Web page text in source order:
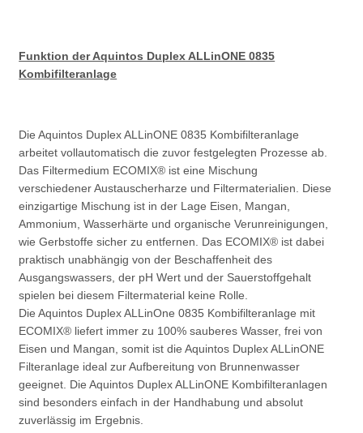
Funktion der Aquintos Duplex ALLinONE 0835
Kombifilteranlage
Die Aquintos Duplex ALLinONE 0835 Kombifilteranlage
arbeitet vollautomatisch die zuvor festgelegten Prozesse ab.
Das Filtermedium ECOMIX® ist eine Mischung
verschiedener Austauscherharze und Filtermaterialien. Diese
einzigartige Mischung ist in der Lage Eisen, Mangan,
Ammonium, Wasserhärte und organische Verunreinigungen,
wie Gerbstoffe sicher zu entfernen. Das ECOMIX® ist dabei
praktisch unabhängig von der Beschaffenheit des
Ausgangswassers, der pH Wert und der Sauerstoffgehalt
spielen bei diesem Filtermaterial keine Rolle.
Die Aquintos Duplex ALLinOne 0835 Kombifilteranlage mit
ECOMIX® liefert immer zu 100% sauberes Wasser, frei von
Eisen und Mangan, somit ist die Aquintos Duplex ALLinONE
Filteranlage ideal zur Aufbereitung von Brunnenwasser
geeignet. Die Aquintos Duplex ALLinONE Kombifilteranlagen
sind besonders einfach in der Handhabung und absolut
zuverlässig im Ergebnis.